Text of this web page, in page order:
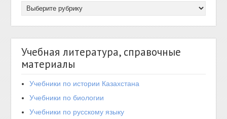
Учебная литература, справочные
материалы
Учебники по истории Казахстана
Учебники по биологии
Учебники по русскому языку